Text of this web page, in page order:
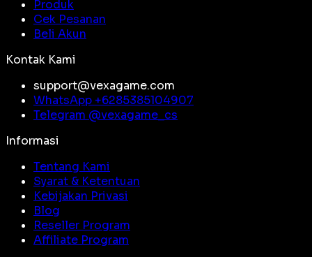
Produk
Cek Pesanan
Beli Akun
Kontak Kami
support@vexagame.com
WhatsApp +6285385104907
Telegram @vexagame_cs
Informasi
Tentang Kami
Syarat & Ketentuan
Kebijakan Privasi
Blog
Reseller Program
Affiliate Program